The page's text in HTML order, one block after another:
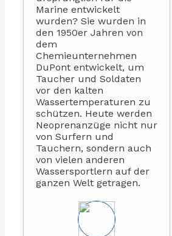
Marine entwickelt
wurden? Sie wurden in
den 1950er Jahren von
dem
Chemieunternehmen
DuPont entwickelt, um
Taucher und Soldaten
vor den kalten
Wassertemperaturen zu
schützen. Heute werden
Neoprenanzüge nicht nur
von Surfern und
Tauchern, sondern auch
von vielen anderen
Wassersportlern auf der
ganzen Welt getragen.